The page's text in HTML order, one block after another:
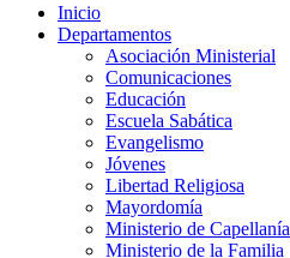
Inicio
Departamentos
Asociación Ministerial
Comunicaciones
Educación
Escuela Sabática
Evangelismo
Jóvenes
Libertad Religiosa
Mayordomía
Ministerio de Capellanía
Ministerio de la Familia